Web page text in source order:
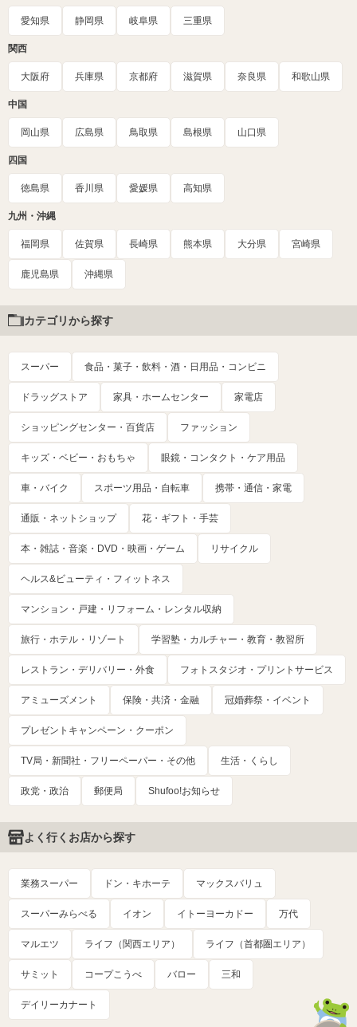
愛知県 静岡県 岐阜県 三重県
関西
大阪府 兵庫県 京都府 滋賀県 奈良県 和歌山県
中国
岡山県 広島県 鳥取県 島根県 山口県
四国
徳島県 香川県 愛媛県 高知県
九州・沖縄
福岡県 佐賀県 長崎県 熊本県 大分県 宮崎県
鹿児島県 沖縄県
カテゴリから探す
スーパー 食品・菓子・飲料・酒・日用品・コンビニ
ドラッグストア 家具・ホームセンター 家電店
ショッピングセンター・百貨店 ファッション
キッズ・ベビー・おもちゃ 眼鏡・コンタクト・ケア用品
車・バイク スポーツ用品・自転車 携帯・通信・家電
通販・ネットショップ 花・ギフト・手芸
本・雑誌・音楽・DVD・映画・ゲーム リサイクル
ヘルス&ビューティ・フィットネス
マンション・戸建・リフォーム・レンタル収納
旅行・ホテル・リゾート 学習塾・カルチャー・教育・教習所
レストラン・デリバリー・外食 フォトスタジオ・プリントサービス
アミューズメント 保険・共済・金融 冠婚葬祭・イベント
プレゼントキャンペーン・クーポン
TV局・新聞社・フリーペーパー・その他 生活・くらし
政党・政治 郵便局 Shufoo!お知らせ
よく行くお店から探す
業務スーパー ドン・キホーテ マックスバリュ
スーパーみらべる イオン イトーヨーカドー 万代
マルエツ ライフ（関西エリア） ライフ（首都圏エリア）
サミット コープこうべ バロー 三和
デイリーカナート